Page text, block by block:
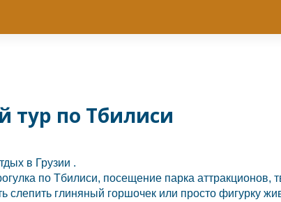
тур по Тбилиси
в Грузии .
по Тбилиси, посещение парка аттракционов,
слепить глиняный горшочек или просто фигурку